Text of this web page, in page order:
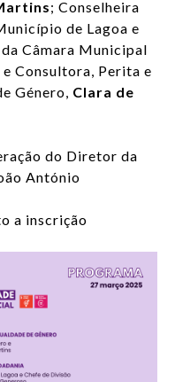
; Conselheira
de Lagoa e
Câmara Municipal
e Consultora, Perita e
Género, Clara de
do Diretor da
António
a inscrição